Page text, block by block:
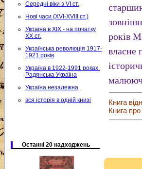
Середні віки з VI ст.
Нові часи (XVI-XVIII ст.)
Україна в XIX - на початку
XX ст.
Українська революція 1917-
1921 років
Україна в 1922-1991 роках.
Радянська Україна
Україна незалежна
вся історія в одній книзі
Останні 20 надходжень
років
власне
Книга
Книга про